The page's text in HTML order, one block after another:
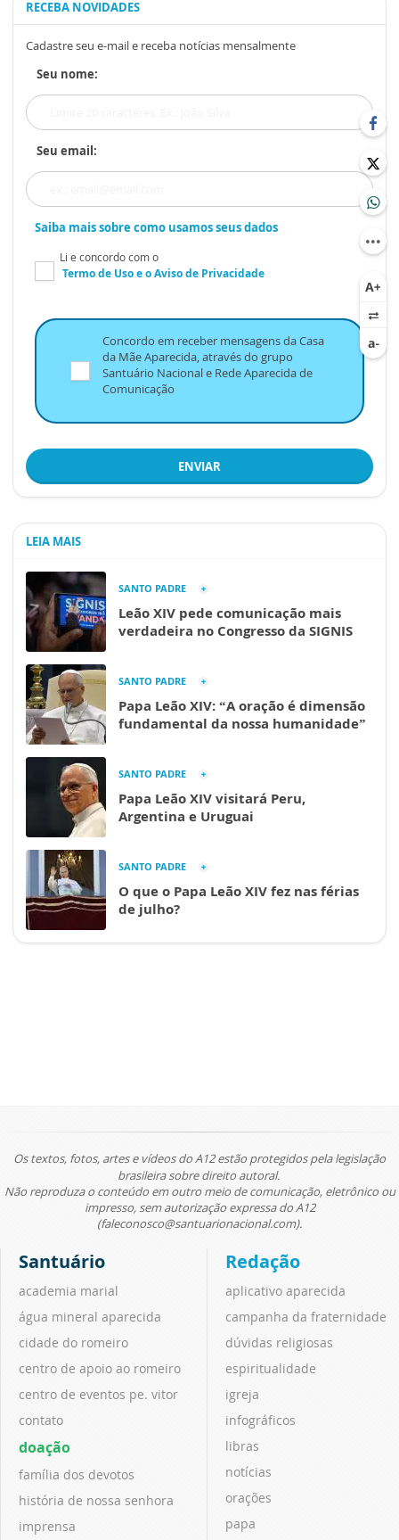
RECEBA NOVIDADES
Cadastre seu e-mail e receba notícias mensalmente
Seu nome:
Seu email:
Saiba mais sobre como usamos seus dados
Li e concordo com o
Termo de Usoe oAviso de Privacidade
Concordo em receber mensagens da Casa
da Mãe Aparecida, através do grupo
Santuário Nacional e Rede Aparecida de
Comunicação
ENVIAR
LEIA MAIS
SANTO PADRE
Leão XIV pede comunicação mais
verdadeira no Congresso da SIGNIS
SANTO PADRE
Papa Leão XIV: “A oração é dimensão
fundamental da nossa humanidade”
SANTO PADRE
Papa Leão XIV visitará Peru,
Argentina e Uruguai
SANTO PADRE
O que o Papa Leão XIV fez nas férias
de julho?
Os textos, fotos, artes e vídeos do A12 estão protegidos pela legislação
brasileira sobre direito autoral.
Não reproduza o conteúdo em outro meio de comunicação, eletrônico ou
impresso, sem autorização expressa do A12
(faleconosco@santuarionacional.com).
Santuário
academia marial
água mineral aparecida
cidade do romeiro
centro de apoio ao romeiro
centro de eventos pe. vitor
contato
doação
família dos devotos
história de nossa senhora
imprensa
Redação
aplicativo aparecida
campanha da fraternidade
dúvidas religiosas
espiritualidade
igreja
infográficos
libras
notícias
orações
papa